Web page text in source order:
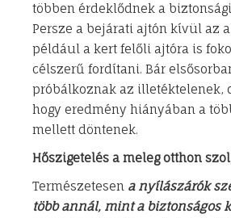
többen érdeklődnek a
Persze a bejárati ajtón kívül az
például a kert felőli ajtóra is
célszerű fordítani. Bár
próbálkoznak az illetéktelenek,
hogy eredmény hiányában a
mellett döntenek.
Hőszigetelés a meleg otthon
Természetesen a nyílászárók
több annál, mint a biztonságos